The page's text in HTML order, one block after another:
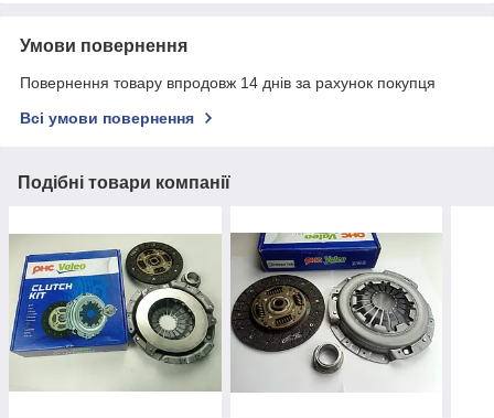
Умови повернення
Повернення товару впродовж 14 днів за рахунок покупця
Всі умови повернення
Подібні товари компанії